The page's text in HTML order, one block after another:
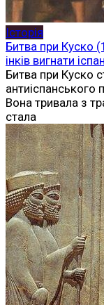
Історія
Битва при Куско
інків вигнати
Битва при Куско
антиіспанського
Вона тривала з
стала